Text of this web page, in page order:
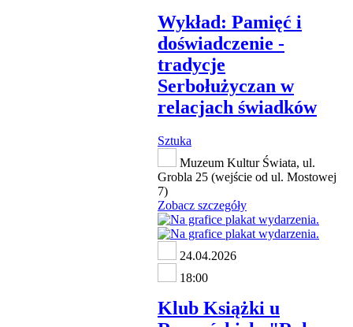
Wykład: Pamięć i
doświadczenie -
tradycje
Serbołużyczan w
relacjach świadków
Sztuka
Muzeum Kultur Świata, ul.
Grobla 25 (wejście od ul. Mostowej
7)
Zobacz szczegóły
24.04.2026
18:00
Klub Książki u